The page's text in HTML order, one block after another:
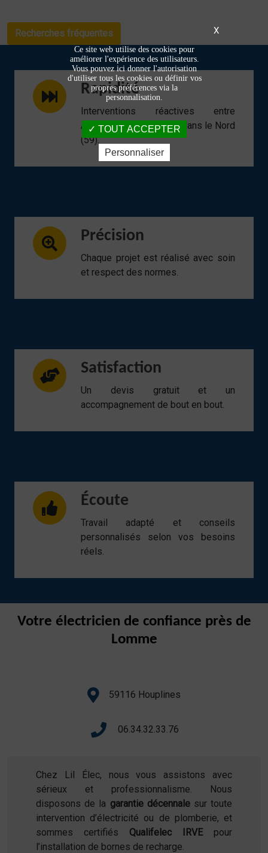
Recherches fréquentes
Rapidité
Interventions réactives entre
Armentières et Lomme, dans le Nord
(59).
Précision
Chaque projet est réalisé avec soin
et respect des normes.
Satisfaction
Un devis gratuit et un
accompagnement de bout en bout.
Écoute
Travail adapté et conseils
personnalisés selon vos besoins
réels.
Votre électricien de confiance près de
Lomme
59116 Houplines
06.34.32.33.76
Chez Lil Élec, nous vous assistons avec
sérieux et professionnalisme. Nous
disposons de la garantie décennalesur toute
intervention d’électricité ou de plomberie, et
sommes certifiés Qualifelec IRVEpour
l’installation de bornes de recharge.
X
Ce site web utilise des cookies pour
améliorer l'expérience des utilisateurs.
Vous pouvez ici donner l'autorisation
d'utiliser tous les cookies ou définir vos
propres préférences via la
personnalisation.
TOUT ACCEPTER
Personnaliser